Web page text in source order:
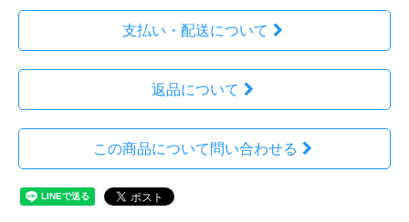
支払い・配送について
返品について
この商品について問い合わせる